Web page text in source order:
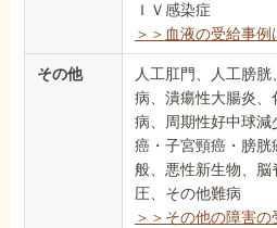
ＩＶ感染症
＞＞血液の受給事例
その他
人工肛門、人工膀
病、潰瘍性大腸炎、
病、周期性好中球減
癌・子宮頸癌・膀胱
般、悪性新生物、脳
圧、その他難病
＞＞その他の障害